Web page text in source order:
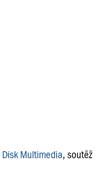
Disk Multimedia, soutěž